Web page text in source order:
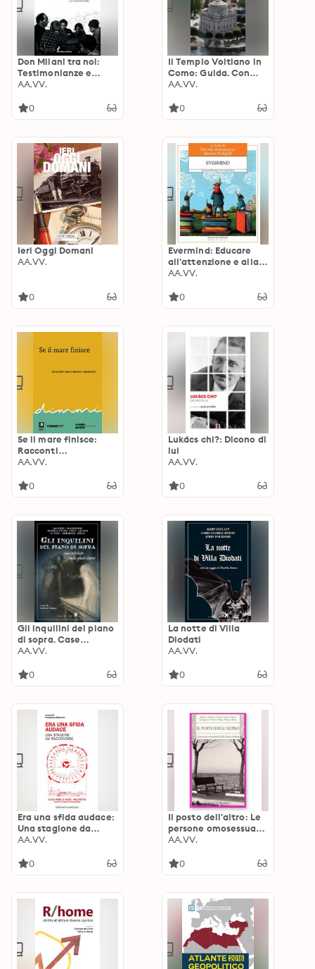
Don Milani tra noi:
Testimonianze e
riflessioni di amici,
lettori
AA.VV.
0
Il Tempio Voltiano in
Como: Guida. Con
una scheda
Voltiano
AA.VV.
0
Ieri Oggi Domani
AA.VV.
0
Evermind: Educare
all'attenzione e alla
concentrazione
AA.VV.
0
Se il mare finisce:
Racconti
multimediali migranti
AA.VV.
0
Lukács chi?: Dicono di
lui
AA.VV.
0
Gli inquilini del piano
di sopra. Case
infestate nelle ghost
AA.VV.
0
La notte di Villa
Diodati
AA.VV.
0
Era una sfida audace:
Una stagione da
raccontare
AA.VV.
0
Il posto dell'altro: Le
persone omosessuali
nelle chiese cristiane
AA.VV.
0